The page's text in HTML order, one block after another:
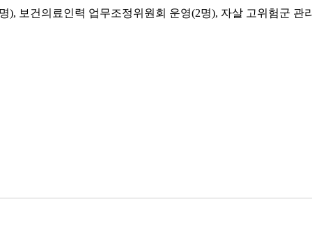
), 보건의료인력 업무조정위원회 운영(2명), 자살 고위험군